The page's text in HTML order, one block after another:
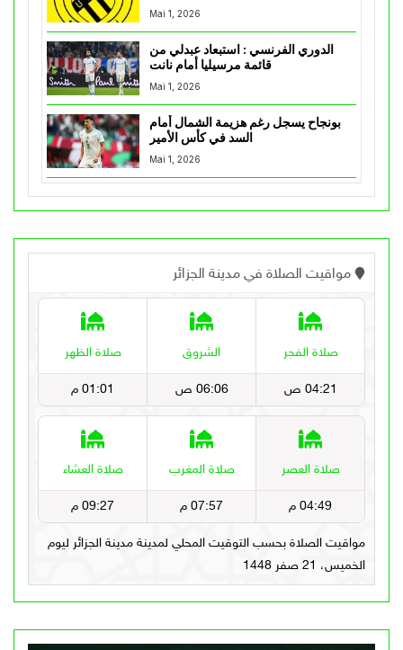
Mai 1, 2026
الدوري الفرنسي : استبعاد عبدلي من
قائمة مرسيليا أمام نانت
Mai 1, 2026
بونجاح يسجل رغم هزيمة الشمال أمام
السد في كأس الأمير
Mai 1, 2026